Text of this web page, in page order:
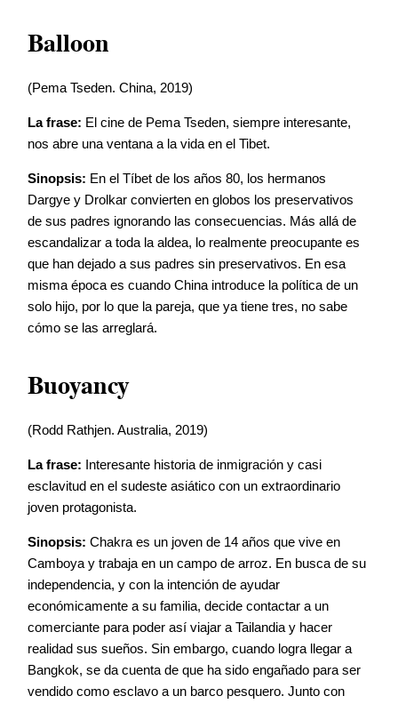
Balloon
(Pema Tseden. China, 2019)
La frase: El cine de Pema Tseden, siempre interesante,
nos abre una ventana a la vida en el Tibet.
Sinopsis: En el Tíbet de los años 80, los hermanos
Dargye y Drolkar convierten en globos los preservativos
de sus padres ignorando las consecuencias. Más allá de
escandalizar a toda la aldea, lo realmente preocupante es
que han dejado a sus padres sin preservativos. En esa
misma época es cuando China introduce la política de un
solo hijo, por lo que la pareja, que ya tiene tres, no sabe
cómo se las arreglará.
Buoyancy
(Rodd Rathjen. Australia, 2019)
La frase: Interesante historia de inmigración y casi
esclavitud en el sudeste asiático con un extraordinario
joven protagonista.
Sinopsis: Chakra es un joven de 14 años que vive en
Camboya y trabaja en un campo de arroz. En busca de su
independencia, y con la intención de ayudar
económicamente a su familia, decide contactar a un
comerciante para poder así viajar a Tailandia y hacer
realidad sus sueños. Sin embargo, cuando logra llegar a
Bangkok, se da cuenta de que ha sido engañado para ser
vendido como esclavo a un barco pesquero. Junto con